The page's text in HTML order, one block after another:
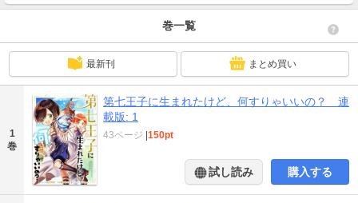
巻一覧
最新刊 まとめ買い
1
巻
第七王子に生まれたけど、何すりゃいいの？ 連
載版: 1
43ページ |150pt
試し読み 購入する